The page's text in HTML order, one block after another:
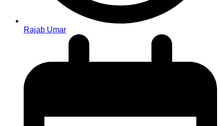
Rajab Umar